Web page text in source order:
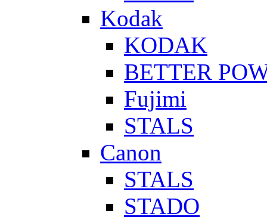
Kodak
KODAK
BETTER
Fujimi
STALS
Canon
STALS
STADO